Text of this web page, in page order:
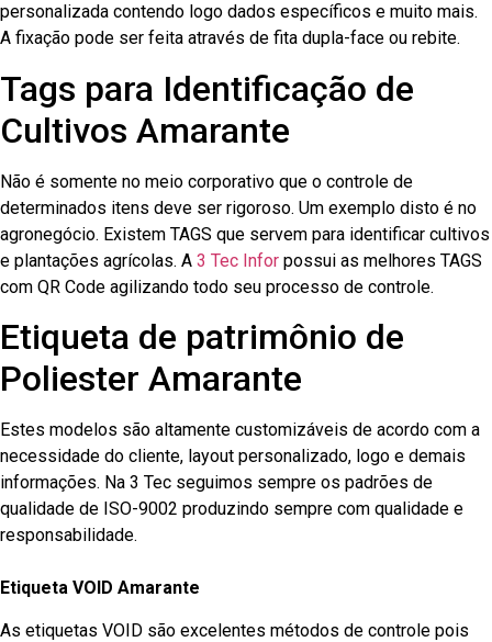
personalizada contendo logo dados específicos e muito mais.
A fixação pode ser feita através de fita dupla-face ou rebite.
Tags para Identificação de
Cultivos Amarante
Não é somente no meio corporativo que o controle de
determinados itens deve ser rigoroso. Um exemplo disto é no
agronegócio. Existem TAGS que servem para identificar cultivos
e plantações agrícolas. A 3 Tec Infor possui as melhores TAGS
com QR Code agilizando todo seu processo de controle.
Etiqueta de patrimônio de
Poliester Amarante
Estes modelos são altamente customizáveis de acordo com a
necessidade do cliente, layout personalizado, logo e demais
informações. Na 3 Tec seguimos sempre os padrões de
qualidade de ISO-9002 produzindo sempre com qualidade e
responsabilidade.
Etiqueta VOID Amarante
As etiquetas VOID são excelentes métodos de controle pois